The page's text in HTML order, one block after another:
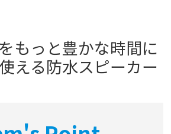
もっと豊かな時間に
える防水スピーカー